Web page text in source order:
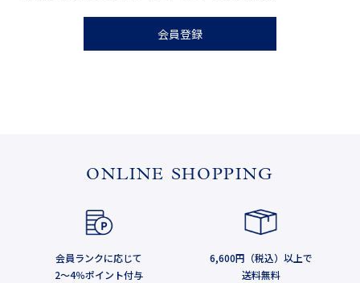
会員登録
ONLINE SHOPPING
会員ランクに応じて
2～4％ポイント付与
6,600円（税込）以上で
送料無料